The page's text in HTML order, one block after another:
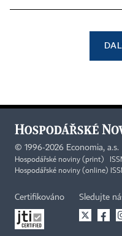
© 1996-2026 Economia, a.s.
Hospodářské noviny (print)
Hospodářské noviny (online)
Certifikováno Sledujte